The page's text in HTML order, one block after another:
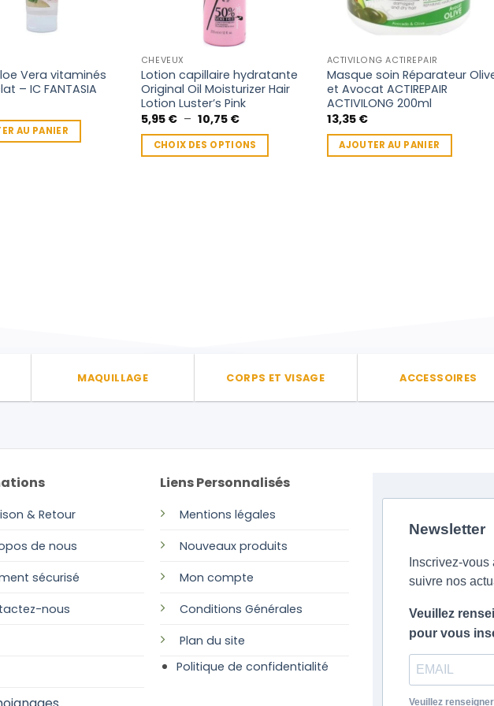
Vera vitaminés
– IC FANTASIA
AU PANIER
CHEVEUX
Lotion capillaire hydratante
Original Oil Moisturizer Hair
Lotion Luster’s Pink
5,95 € – 10,75 €Plage
prix :
5,95 €
CHOIX DES OPTIONS
page
du
ACTIVILONG ACTIREPAIR
Masque soin Réparateur
et Avocat ACTIREPAIR
ACTIVILONG 200ml
13,35 €
AJOUTER AU PANIER
MAQUILLAGE CORPS ET VISAGE ACCESSOIRES
& Retour
de nous
sécurisé
nous
Liens Personnalisés
Mentions légales
Nouveaux produits
Mon compte
Conditions Générales
Plan du site
Politique de confidentialité
Newsletter
Inscrivez-
suivre nos
Veuillez
pour vous
Veuillez